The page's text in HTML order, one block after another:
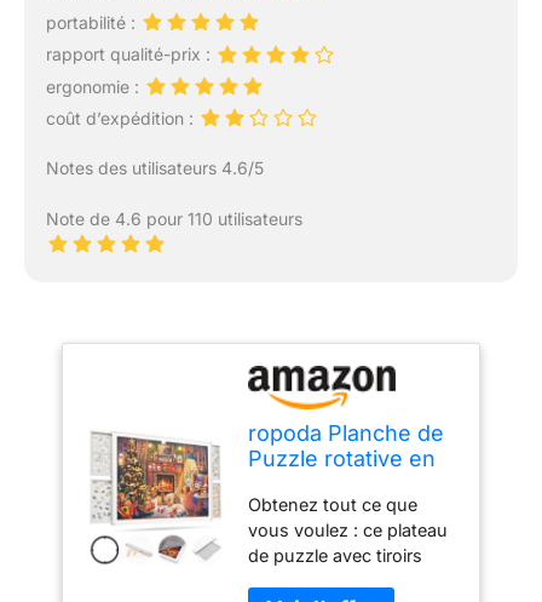
portabilité :
rapport qualité-prix :
ergonomie :
coût d’expédition :
Notes des utilisateurs 4.6/5
Note de 4.6 pour 110 utilisateurs
ropoda Planche de
Puzzle rotative en
tiroirs et Couvercle,
Planche de Puzzle
Portable, Planche
de Puzzle
Obtenez tout ce que
vous voulez : ce plateau
de puzzle avec tiroirs